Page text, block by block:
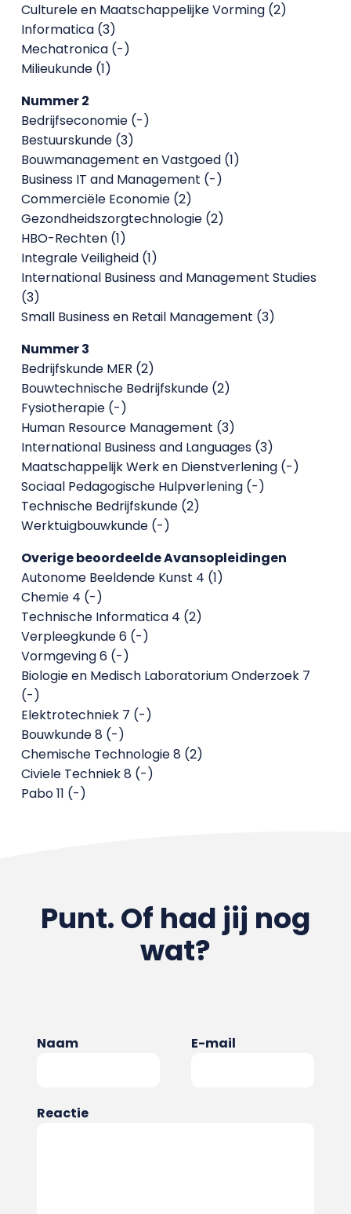
Culturele en Maatschappelijke Vorming (2)
Informatica (3)
Mechatronica (-)
Milieukunde (1)
Nummer 2
Bedrijfseconomie (-)
Bestuurskunde (3)
Bouwmanagement en Vastgoed (1)
Business IT and Management (-)
Commerciële Economie (2)
Gezondheidszorgtechnologie (2)
HBO-Rechten (1)
Integrale Veiligheid (1)
International Business and Management Studies
(3)
Small Business en Retail Management (3)
Nummer 3
Bedrijfskunde MER (2)
Bouwtechnische Bedrijfskunde (2)
Fysiotherapie (-)
Human Resource Management (3)
International Business and Languages (3)
Maatschappelijk Werk en Dienstverlening (-)
Sociaal Pedagogische Hulpverlening (-)
Technische Bedrijfskunde (2)
Werktuigbouwkunde (-)
Overige beoordeelde Avansopleidingen
Autonome Beeldende Kunst 4 (1)
Chemie 4 (-)
Technische Informatica 4 (2)
Verpleegkunde 6 (-)
Vormgeving 6 (-)
Biologie en Medisch Laboratorium Onderzoek 7
(-)
Elektrotechniek 7 (-)
Bouwkunde 8 (-)
Chemische Technologie 8 (2)
Civiele Techniek 8 (-)
Pabo 11 (-)
Punt. Of had jij nog
wat?
Naam E-mail
Reactie